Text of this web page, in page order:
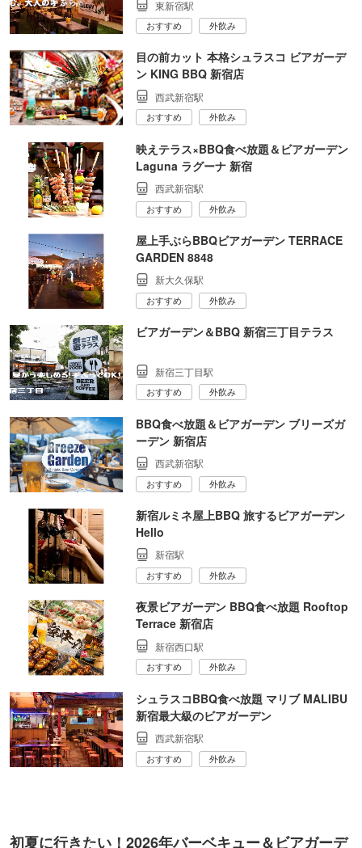
東新宿駅
おすすめ 外飲み
目の前カット 本格シュラスコ ビアガーデ
ン KING BBQ 新宿店
西武新宿駅
おすすめ 外飲み
映えテラス×BBQ食べ放題＆ビアガーデン
Laguna ラグーナ 新宿
西武新宿駅
おすすめ 外飲み
屋上手ぶらBBQビアガーデン TERRACE
GARDEN 8848
新大久保駅
おすすめ 外飲み
ビアガーデン＆BBQ 新宿三丁目テラス
新宿三丁目駅
おすすめ 外飲み
BBQ食べ放題＆ビアガーデン ブリーズガ
ーデン 新宿店
西武新宿駅
おすすめ 外飲み
新宿ルミネ屋上BBQ 旅するビアガーデン
Hello
新宿駅
おすすめ 外飲み
夜景ビアガーデン BBQ食べ放題 Rooftop
Terrace 新宿店
新宿西口駅
おすすめ 外飲み
シュラスコBBQ食べ放題 マリブ MALIBU
新宿最大級のビアガーデン
西武新宿駅
おすすめ 外飲み
初夏に行きたい！2026年バーベキュー＆ビアガーデ